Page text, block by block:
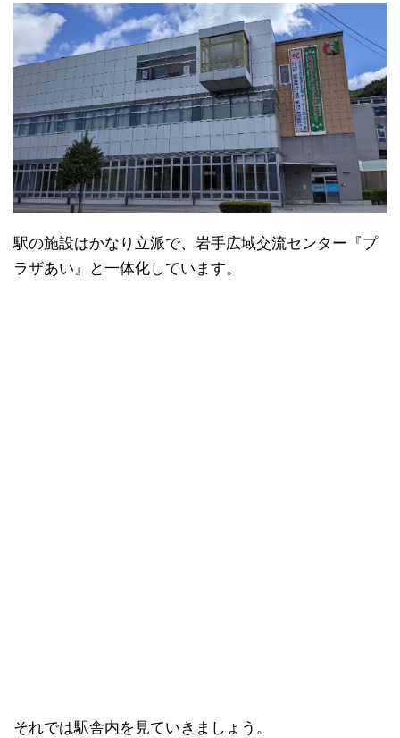
駅の施設はかなり立派で、岩手広域交流センター『プ
ラザあい』と一体化しています。
それでは駅舎内を見ていきましょう。